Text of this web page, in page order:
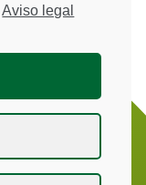
Aviso legal